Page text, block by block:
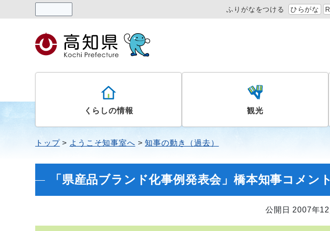
ふりがなをつける ひらがな
くらしの情報 観光
トップ ようこそ知事室へ 知事の動き（過去）
「県産品ブランド化事例発表会」橋本知事コメン
公開日 2007年12